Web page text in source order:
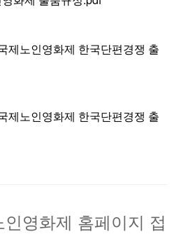
제노인영화제 한국단편경쟁 출
제노인영화제 한국단편경쟁 출
영화제 홈페이지 접